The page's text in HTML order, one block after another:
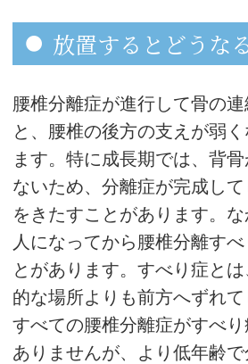
放置するとどうな
腰椎分離症が進行して骨の
と、腰椎の後方の支えが弱
ます。特に成長期では、背
ないため、分離症が完成し
をきたすことがあります。
人になってから腰椎分離す
とがあります。すべり症と
的な場所よりも前方へずれて
すべての腰椎分離症がすべ
ありませんが、より低年齢